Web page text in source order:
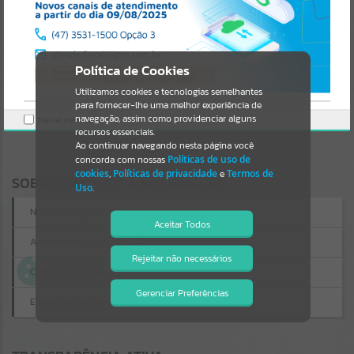
Resultados para""
Portais
Por favor, aguarde...
NOTÍCIAS
Por favor, aguarde...
Por favor, aguarde...
SOBRE O ACESSO À INFORMAÇÃO
Nova Solicitação
Acompanhar sua Solicitação
Estatísticas de Solicitações
Política de Cookies
Utilizamos cookies e tecnologias semelhantes
para fornecer-lhe uma melhor experiência de
navegação, assim como providenciar alguns
recursos essenciais.
Ao continuar navegando nesta página você
concorda com nossas Políticas de uso de
cookies, Políticas de privacidadeeTermos de
Uso.
Aceitar Todos
Rejeitar não necessários
Gerenciar Preferências
Isto significa que diversos recursos
providenciados poderão não estar
Marcar como lido.
https://coronelbicaco.atende.net/cidadao/acesso-
informacao/static/bundle/wpo_index_2_base_l2_portal_editores_sy
nc_54b34d31f4284e34f664c2257e2bfef7.js?v=27620b79:47
Verificar Mais Detalhes